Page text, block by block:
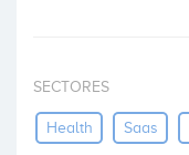
Inicio
SECTORES
Health Saas